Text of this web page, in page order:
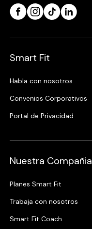
Smart Fit
Habla con nosotros
Convenios Corporativos
Portal de Privacidad
Nuestra Compañia
Planes Smart Fit
Trabaja con nosotros
Smart Fit Coach